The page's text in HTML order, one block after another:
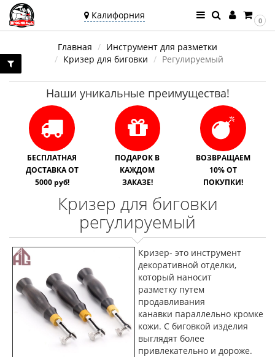
Калифорния
Калифорния
Угадали?
0
Главная
Инструмент для разметки
Кризер для биговки
Регулируемый
Наши уникальные преимущества!
БЕСПЛАТНАЯ
ДОСТАВКА ОТ
5000 руб!
ПОДАРОК В
КАЖДОМ
ЗАКАЗЕ!
ВОЗВРАЩАЕМ
10% ОТ
ПОКУПКИ!
Кризер для биговки
регулируемый
Кризер- это инструмент
декоративной отделки,
который наносит
разметку путем
продавливания
канавки параллельно кромке
кожи. С биговкой изделия
выглядят более
привлекательно и дороже.